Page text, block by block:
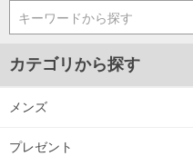
キーワードから探す
カテゴリから探す
メンズ
プレゼント